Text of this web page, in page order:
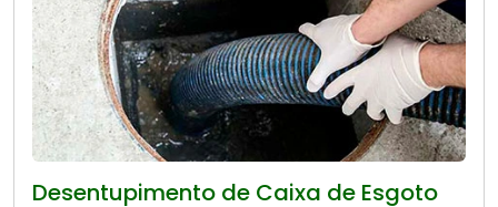
Desentupimento de Caixa de Esgoto